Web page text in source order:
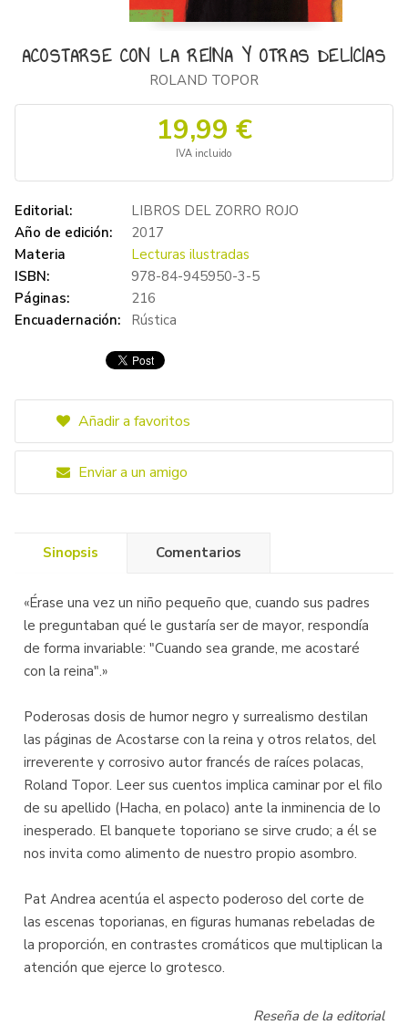
ACOSTARSE CON LA REINA Y OTRAS DELICIAS
ROLAND TOPOR
19,99 €
IVA incluido
Editorial:
LIBROS DEL ZORRO ROJO
Año de edición:
2017
Materia
Lecturas ilustradas
ISBN:
978-84-945950-3-5
Páginas:
216
Encuadernación:
Rústica
Añadir a favoritos
Enviar a un amigo
Sinopsis Comentarios
«Érase una vez un niño pequeño que, cuando sus padres
le preguntaban qué le gustaría ser de mayor, respondía
de forma invariable: "Cuando sea grande, me acostaré
con la reina".»
Poderosas dosis de humor negro y surrealismo destilan
las páginas de Acostarse con la reina y otros relatos, del
irreverente y corrosivo autor francés de raíces polacas,
Roland Topor. Leer sus cuentos implica caminar por el filo
de su apellido (Hacha, en polaco) ante la inminencia de lo
inesperado. El banquete toporiano se sirve crudo; a él se
nos invita como alimento de nuestro propio asombro.
Pat Andrea acentúa el aspecto poderoso del corte de
las escenas toporianas, en figuras humanas rebeladas de
la proporción, en contrastes cromáticos que multiplican la
atención que ejerce lo grotesco.
Reseña de la editorial